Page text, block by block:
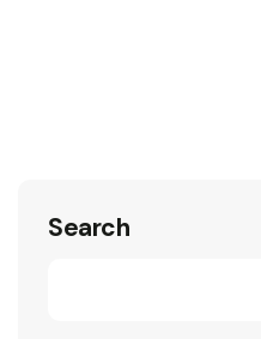
Search